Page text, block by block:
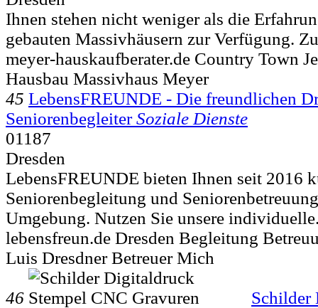
Ihnen stehen nicht weniger als die
gebauten Massivhäusern zur Verfügung.
meyer-hauskaufberater.de Country Town
Hausbau Massivhaus Meyer
45 LebensFREUNDE - Die freundlichen
Seniorenbegleiter Soziale Dienste
01187
Dresden
LebensFREUNDE bieten Ihnen seit 2016
Seniorenbegleitung und
Umgebung. Nutzen Sie unsere
lebensfreun.de Dresden Begleitung
Luis Dresdner Betreuer Mich
46
Schilder